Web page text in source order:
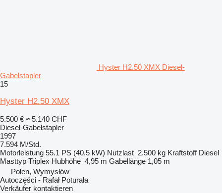
Hyster H2.50 XMX Diesel-
Gabelstapler
15
Hyster H2.50 XMX
5.500 € ≈ 5.140 CHF
Diesel-Gabelstapler
1997
7.594 M/Std.
Motorleistung 55.1 PS (40.5 kW) Nutzlast 2.500 kg Kraftstoff Diesel
Masttyp Triplex Hubhöhe 4,95 m Gabellänge 1,05 m
Polen, Wymysłów
Autoczęści - Rafał Poturała
Verkäufer kontaktieren